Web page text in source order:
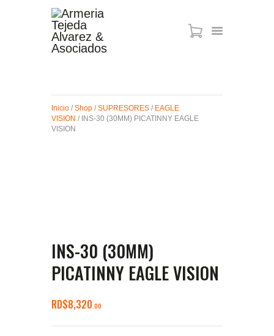
MIRAS
MUNICIONES
SABER TACTICAL
Inicio / Shop / SUPRESORES / EAGLE
VISION / INS-30 (30MM) PICATINNY EAGLE
VISION
INS-30 (30MM)
PICATINNY EAGLE VISION
RD$8,320 00